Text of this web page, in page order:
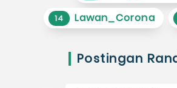
14 Lawan_Corona
Postingan